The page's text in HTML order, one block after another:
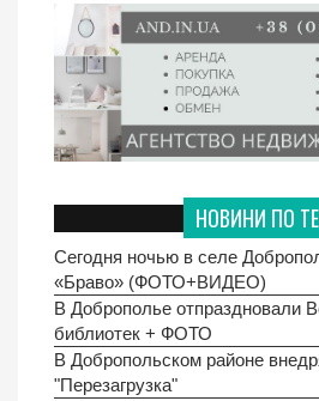
НОВИНИ ПО
Сегодня ночью в селе
«Браво» (ФОТО+ВИДЕО)
В Доброполье отпраздновали
библиотек + ФОТО
В Добропольском районе
"Перезагрузка"